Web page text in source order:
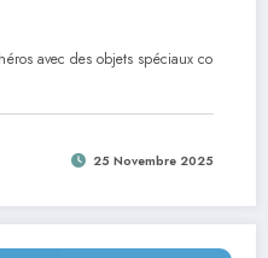
avec des objets spéciaux co
25 Novembre 2025